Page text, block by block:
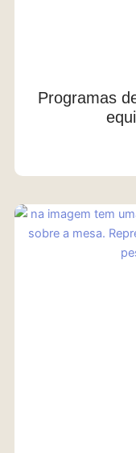
Programas